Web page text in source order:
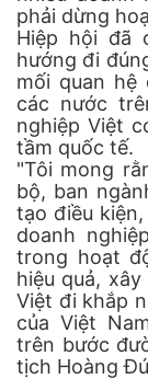
phải dừng
Hiệp hội đã
hướng đi
mối quan hệ
các nước
nghiệp Việt
tầm quốc tế.
"Tôi mong
bộ, ban
tạo điều
doanh
trong hoạt
hiệu quả,
Việt đi khắp
của Việt
trên bước
tịch Hoàng